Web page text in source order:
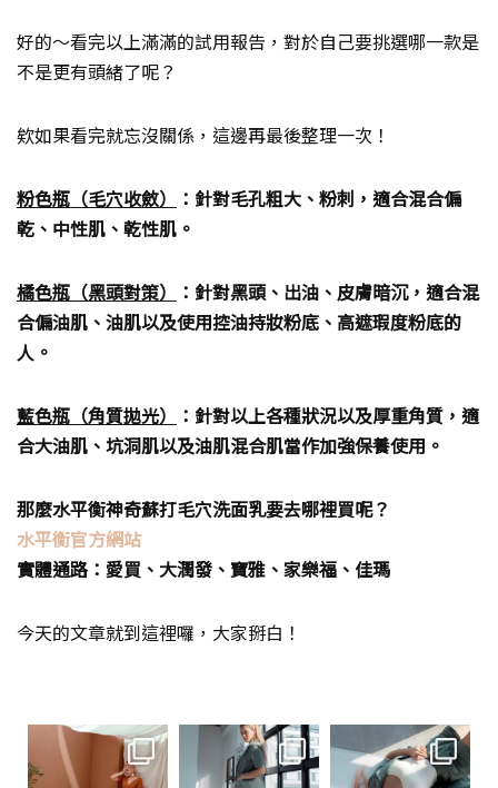
好的～看完以上滿滿的試用報告，對於自己要挑選哪一款是
不是更有頭緒了呢？
欸如果看完就忘沒關係，這邊再最後整理一次！
粉色瓶（毛穴收斂）
：針對毛孔粗大、粉刺，適合混合偏
乾、中性肌、乾性肌。
橘色瓶（黑頭對策）
：針對黑頭、出油、皮膚暗沉，適合混
合偏油肌、油肌以及使用控油持妝粉底、高遮瑕度粉底的
人。
藍色瓶（角質拋光）
：針對以上各種狀況以及厚重角質，適
合大油肌、坑洞肌以及油肌混合肌當作加強保養使用。
那麼水平衡神奇蘇打毛穴洗面乳要去哪裡買呢？
水平衡官方網站
實體通路：愛買、大潤發、寶雅、家樂福、佳瑪
今天的文章就到這裡囉，大家掰白！